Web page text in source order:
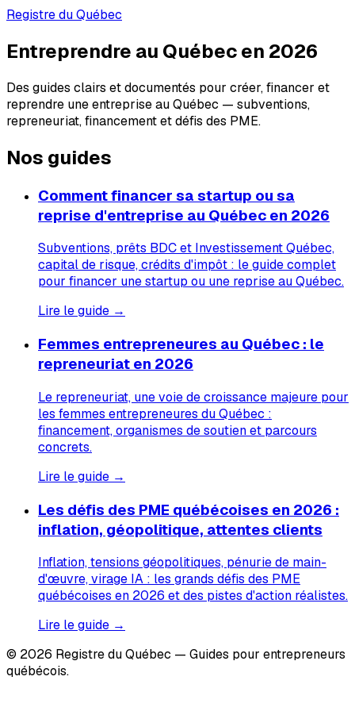
Registre du Québec
Entreprendre au Québec en 2026
Des guides clairs et documentés pour créer, financer et
reprendre une entreprise au Québec — subventions,
repreneuriat, financement et défis des PME.
Nos guides
Comment financer sa startup ou sa
reprise d'entreprise au Québec en 2026
Subventions, prêts BDC et Investissement Québec,
capital de risque, crédits d'impôt : le guide complet
pour financer une startup ou une reprise au Québec.
Lire le guide →
Femmes entrepreneures au Québec : le
repreneuriat en 2026
Le repreneuriat, une voie de croissance majeure pour
les femmes entrepreneures du Québec :
financement, organismes de soutien et parcours
concrets.
Lire le guide →
Les défis des PME québécoises en 2026 :
inflation, géopolitique, attentes clients
Inflation, tensions géopolitiques, pénurie de main-
d'œuvre, virage IA : les grands défis des PME
québécoises en 2026 et des pistes d'action réalistes.
Lire le guide →
© 2026 Registre du Québec — Guides pour entrepreneurs
québécois.